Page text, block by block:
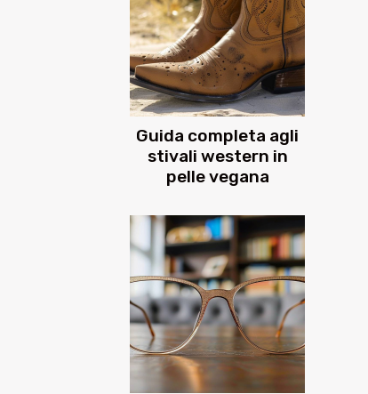
Guida completa agli
stivali western in
pelle vegana